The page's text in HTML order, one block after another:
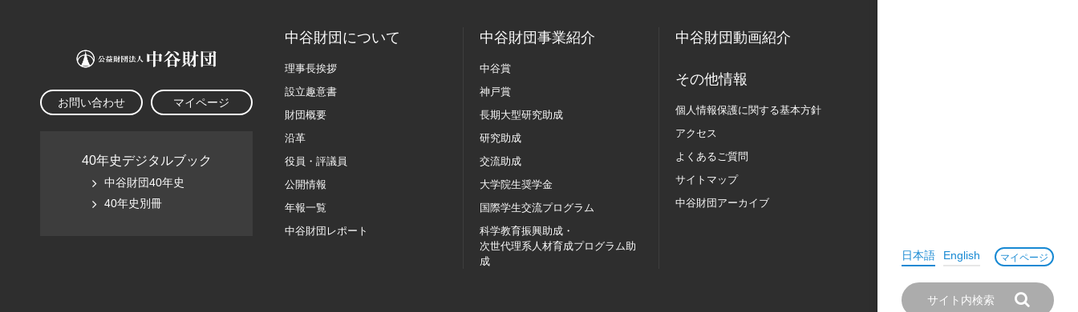
日本語 English マイページ
お問い合わせ マイページ
40年史デジタルブック
中谷財団40年史
40年史別冊
中谷財団について
理事長挨拶
設立趣意書
財団概要
沿革
役員・評議員
公開情報
年報一覧
中谷財団レポート
中谷財団事業紹介
中谷賞
神戸賞
長期大型研究助成
研究助成
交流助成
大学院生奨学金
国際学生交流プログラム
科学教育振興助成・
次世代理系人材育成プログラム助
成
中谷財団動画紹介
その他情報
個人情報保護に関する基本方針
アクセス
よくあるご質問
サイトマップ
中谷財団アーカイブ